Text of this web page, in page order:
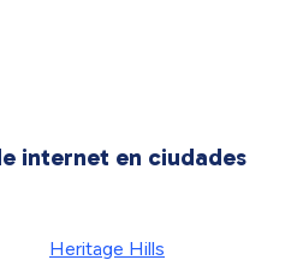
internet en ciudades
Heritage Hills